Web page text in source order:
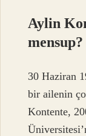
Aylin
mensup?
30 Haziran
bir ailenin
Kontente,